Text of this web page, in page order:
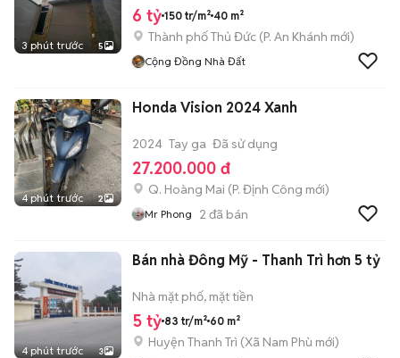
3 phút trước 5
6 tỷ 150 tr/m² 40 m²
Thành phố Thủ Đức (P. An Khánh mới)
Cộng Đồng Nhà Đất
4 phút trước 2
Honda Vision 2024 Xanh
2024 Tay ga Đã sử dụng
27.200.000 đ
Q. Hoàng Mai (P. Định Công mới)
Mr Phong 2 đã bán
4 phút trước 3
Bán nhà Đông Mỹ - Thanh Trì hơn 5 tỷ
Nhà mặt phố, mặt tiền
5 tỷ 83 tr/m² 60 m²
Huyện Thanh Trì (Xã Nam Phù mới)